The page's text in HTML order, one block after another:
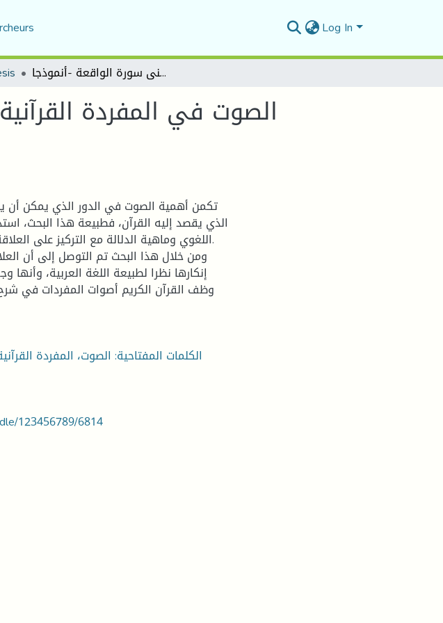
Log In
الصوت في المفردة القرآنية ودوره في تمثيل المعنى سورة الواقعة -أنموذجا-
الصوت في المفردة
تكمن أهمية الصوت في الدور الذي يمكن أن
الذي يقصد إليه القرآن، فطبيعة هذا البحث،
اللغوي وماهية الدلالة مع التركيز على
ومن خلال هذا البحث تم التوصل إلى أن
إنكارها نظرا لطبيعة اللغة العربية، وأنها
وظف القرآن الكريم أصوات المفردات في
الكلمات المفتاحية: الصوت، المفردة
123456789/6814